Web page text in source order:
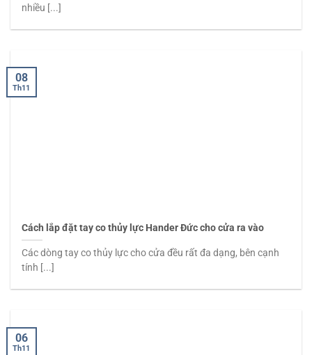
nhiều [...]
Cách lắp đặt tay co thủy lực Hander Đức cho cửa ra vào
Các dòng tay co thủy lực cho cửa đều rất đa dạng, bên cạnh
tính [...]
08
Th11
06
Th11